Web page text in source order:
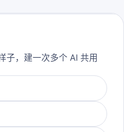
子，建一次多个 AI 共用